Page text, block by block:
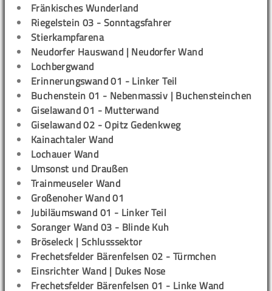
Fränkisches Wunderland
Riegelstein 03 - Sonntagsfahrer
Stierkampfarena
Neudorfer Hauswand | Neudorfer Wand
Lochbergwand
Erinnerungswand 01 - Linker Teil
Buchenstein 01 - Nebenmassiv | Buchensteinchen
Giselawand 01 - Mutterwand
Giselawand 02 - Opitz Gedenkweg
Kainachtaler Wand
Lochauer Wand
Umsonst und Draußen
Trainmeuseler Wand
Großenoher Wand 01
Jubiläumswand 01 - Linker Teil
Soranger Wand 03 - Blinde Kuh
Bröseleck | Schlusssektor
Frechetsfelder Bärenfelsen 02 - Türmchen
Einsrichter Wand | Dukes Nose
Frechetsfelder Bärenfelsen 01 - Linke Wand